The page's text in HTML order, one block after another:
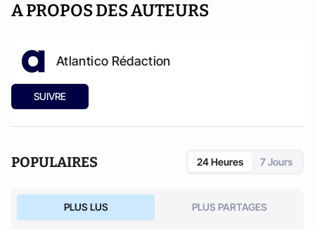
A PROPOS DES AUTEURS
Atlantico Rédaction
SUIVRE
POPULAIRES 24 Heures 7 Jours
PLUS LUS PLUS PARTAGES